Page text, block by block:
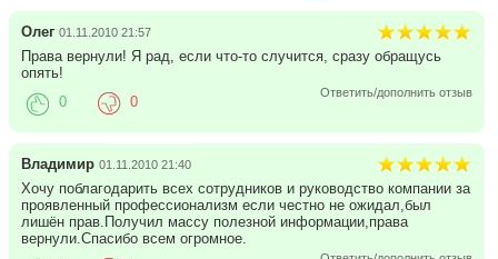
Олег 01.11.2010 21:57
Права вернули! Я рад, если что-то случится, сразу обращусь
опять!
Ответить/дополнить отзыв
0 0
Владимир 01.11.2010 21:40
Хочу поблагодарить всех сотрудников и руководство компании за
проявленный профессионализм если честно не ожидал,был
лишён прав.Получил массу полезной информации,права
вернули.Спасибо всем огромное.